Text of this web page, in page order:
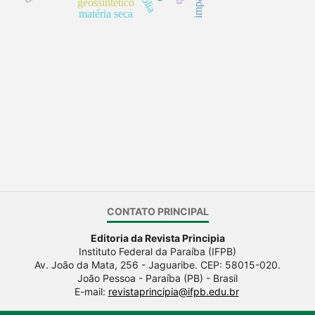
geossintético
matéria seca
CONTATO PRINCIPAL
Editoria da Revista Principia
Instituto Federal da Paraíba (IFPB)
Av. João da Mata, 256 - Jaguaribe. CEP: 58015-020.
João Pessoa - Paraíba (PB) - Brasil
E-mail: revistaprincipia@ifpb.edu.br